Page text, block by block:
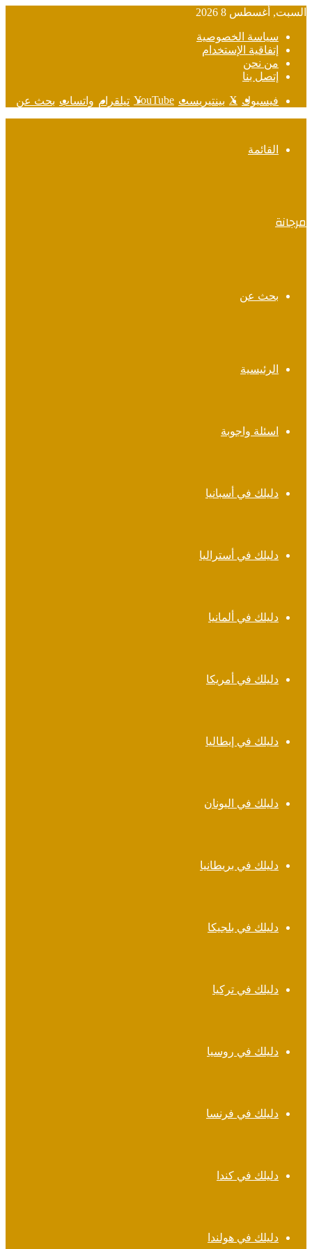
السبت, أغسطس 8 2026
سياسة الخصوصية
إتفاقية الإستخدام
من نحن
إتصل بنا
فيسبوك ‫X بينتيريست ‫YouTube تيلقرام واتساب بحث عن
القائمة
مرجانة
بحث عن
الرئيسية
اسئلة واجوبة
دليلك في أسبانيا
دليلك في أستراليا
دليلك في ألمانيا
دليلك في أمريكا
دليلك في إيطاليا
دليلك في اليونان
دليلك في بريطانيا
دليلك في بلجيكا
دليلك في تركيا
دليلك في روسيا
دليلك في فرنسا
دليلك في كندا
دليلك في هولندا